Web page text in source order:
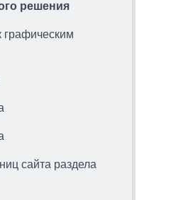
решения
сайта раздела